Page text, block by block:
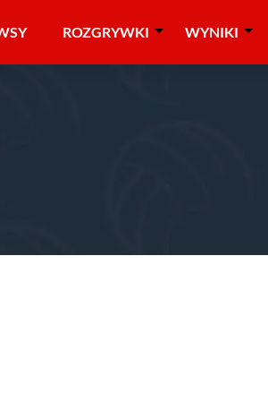
ROZGRYWKI WYNIKI